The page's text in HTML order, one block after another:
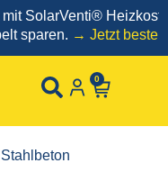
SolarVenti® Heizkosten
sparen.→ Jetzt bestellen!
0